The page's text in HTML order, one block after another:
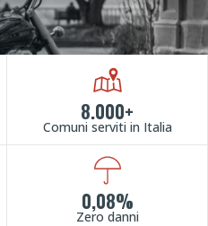
8.000+
Comuni serviti in Italia
0,08%
Zero danni